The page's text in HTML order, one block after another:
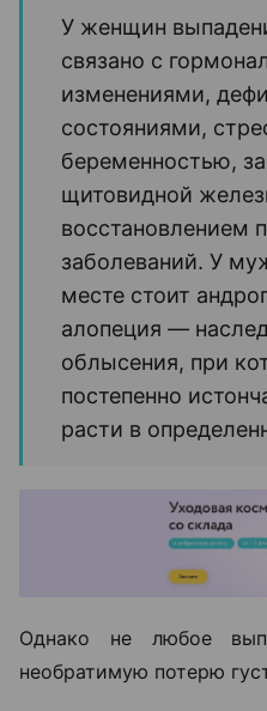
У женщин
связано с
изменениями,
состояниями,
беременностью,
щитовидной
восстановлением
заболеваний. У
месте стоит
алопеция —
облысения, при
постепенно
расти в
Однако не любое
необратимую потерю